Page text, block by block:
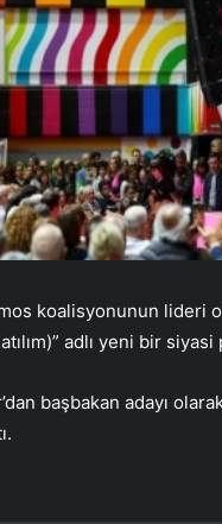
koalisyonunun lideri
adlı yeni bir
başbakan adayı